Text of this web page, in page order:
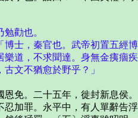
勸也。
，秦官也。武帝初置五經博
道，不求聞達。身無金痍痼
文不猶愈於野乎？」
免。二十五年，徙封新息侯。
罪。永平中，有人單辭告